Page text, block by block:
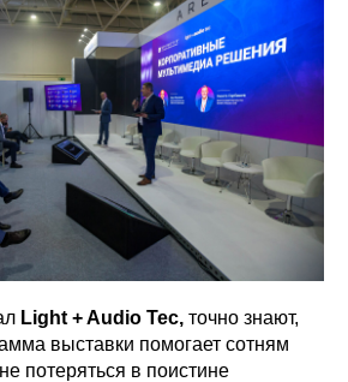
Light + Audio Tec, точно знают,
выставки помогает сотням
потеряться в поистине